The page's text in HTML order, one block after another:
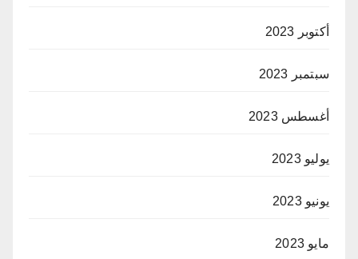
أكتوبر 2023
سبتمبر 2023
أغسطس 2023
يوليو 2023
يونيو 2023
مايو 2023